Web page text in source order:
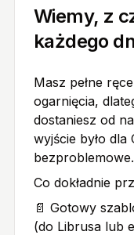
Wiemy, z
każdego
Masz pełne
ogarnięcia,
dostaniesz od
wyjście było dla
bezproblemowe.
Co dokładnie
📄 Gotowy
(do Librusa lub